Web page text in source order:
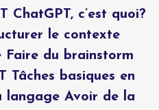
ChatGPT, c’est quoi?
le contexte
Faire du brainstorm
Tâches basiques en
langage Avoir de la